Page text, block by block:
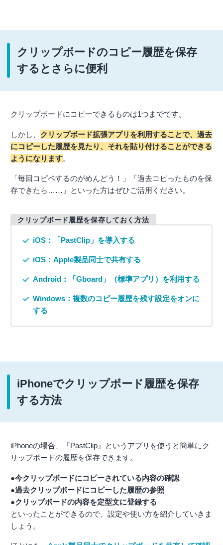
クリップボードのコピー履歴を保存
するとさらに便利
クリップボードにコピーできるものは1つまでです。
しかし、 クリップボード拡張アプリを利用することで、過去
にコピーした履歴を見たり、それを貼り付けることができる
ようになります。
「毎回コピペするのがめんどう！」「過去コピったものを保
存できたら……」といった方はぜひご活用ください。
クリップボード履歴を保存しておく方法
iOS：「PastClip」を導入する
iOS：Apple製品同士で共有する
Android：「Gboard」（標準アプリ）を利用する
Windows：複数のコピー履歴を残す設定をオンに
する
iPhoneでクリップボード履歴を保存
する方法
iPhoneの場合、『PastClip』というアプリを使うと簡単にク
リップボードの履歴を保存できます。
●今クリップボードにコピーされている内容の確認
●過去クリップボードにコピーした履歴の参照
●クリップボードの内容を定型文に登録する
といったことができるので、設定や使い方を紹介していきま
しょう。